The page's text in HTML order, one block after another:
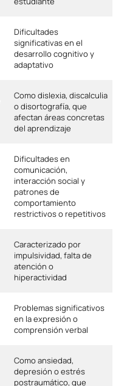
Dificultades
significativas en el
desarrollo cognitivo y
adaptativo
Como dislexia, discalculia
o disortografía, que
afectan áreas concretas
del aprendizaje
Dificultades en
comunicación,
interacción social y
patrones de
comportamiento
restrictivos o repetitivos
Caracterizado por
impulsividad, falta de
atención o
hiperactividad
Problemas significativos
en la expresión o
comprensión verbal
Como ansiedad,
depresión o estrés
postraumático, que